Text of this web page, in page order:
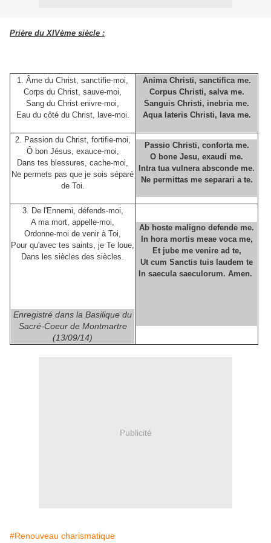
Prière du XIVème siècle :
1. Âme du Christ, sanctifie-moi,
Corps du Christ, sauve-moi,
Sang du Christ enivre-moi,
Eau du côté du Christ, lave-moi.
Anima Christi, sanctifica me.
Corpus Christi, salva me.
Sanguis Christi, inebria me.
Aqua lateris Christi, lava me.
2. Passion du Christ, fortifie-moi,
Ô bon Jésus, exauce-moi,
Dans tes blessures, cache-moi,
Ne permets pas que je sois séparé
de Toi.
Passio Christi, conforta me.
O bone Jesu, exaudi me.
Intra tua vulnera absconde me.
Ne permittas me separari a te.
3. De l'Ennemi, défends-moi,
A ma mort, appelle-moi,
Ordonne-moi de venir à Toi,
Pour qu'avec tes saints, je Te loue,
Dans les siècles des siècles.
Enregistré dans la Basilique du
Sacré-Coeur de Montmartre
(13/09/14)
Ab hoste maligno defende me.
In hora mortis meae voca me,
Et jube me venire ad te,
Ut cum Sanctis tuis laudem te
In saecula saeculorum. Amen.
Publicité
#Renouveau charismatique